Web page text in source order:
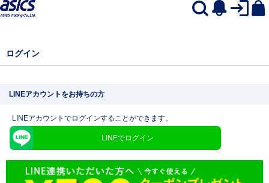
ログイン
LINEアカウントをお持ちの方
LINEアカウントでログインすることができます。
LINEでログイン